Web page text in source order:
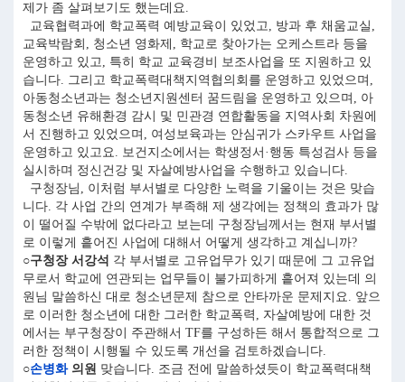
제가 좀 살펴보기도 했는데요.
교육협력과에 학교폭력 예방교육이 있었고, 방과 후 채움교실,
교육박람회, 청소년 영화제, 학교로 찾아가는 오케스트라 등을
운영하고 있고, 특히 학교 교육경비 보조사업을 또 지원하고 있
습니다. 그리고 학교폭력대책지역협의회를 운영하고 있었으며,
아동청소년과는 청소년지원센터 꿈드림을 운영하고 있으며, 아
동청소년 유해환경 감시 및 민관경 연합활동을 지역사회 차원에
서 진행하고 있었으며, 여성보육과는 안심귀가 스카우트 사업을
운영하고 있고요. 보건지소에서는 학생정서·행동 특성검사 등을
실시하며 정신건강 및 자살예방사업을 수행하고 있습니다.
구청장님, 이처럼 부서별로 다양한 노력을 기울이는 것은 맞습
니다. 각 사업 간의 연계가 부족해 제 생각에는 정책의 효과가 많
이 떨어질 수밖에 없다라고 보는데 구청장님께서는 현재 부서별
로 이렇게 흩어진 사업에 대해서 어떻게 생각하고 계십니까?
○구청장 서강석 각 부서별로 고유업무가 있기 때문에 그 고유업
무로서 학교에 연관되는 업무들이 불가피하게 흩어져 있는데 의
원님 말씀하신 대로 청소년문제 참으로 안타까운 문제지요. 앞으
로 이러한 청소년에 대한 그러한 학교폭력, 자살예방에 대한 것
에서는 부구청장이 주관해서 TF를 구성하든 해서 통합적으로 그
러한 정책이 시행될 수 있도록 개선을 검토하겠습니다.
○손병화의원 맞습니다. 조금 전에 말씀하셨듯이 학교폭력대책